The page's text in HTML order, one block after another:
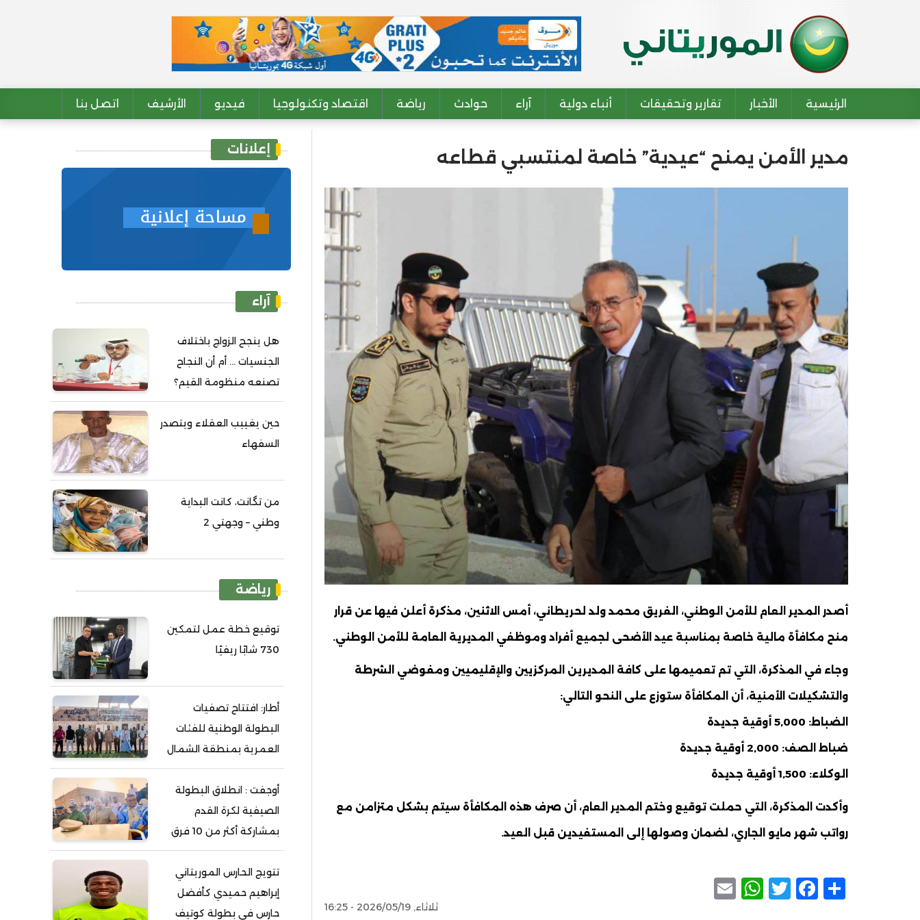
Main navigation
الرئيسية الأخبار تقارير وتحقيقات أنباء دولية آراء حوادث رياضة اقتصاد وتكنولوجيا فيديو الأرشيف اتصل بنا
مدير الأمن يمنح “عيدية” خاصة لمنتسبي قطاعه
أصدر المدير العام للأمن الوطني، الفريق محمد ولد لحريطاني، أمس الاثنين، مذكرة أعلن فيها عن قرار
منح مكافأة مالية خاصة بمناسبة عيد الأضحى لجميع أفراد وموظفي المديرية العامة للأمن الوطني.
وجاء في المذكرة، التي تم تعميمها على كافة المديرين المركزيين والإقليميين ومفوضي الشرطة
والتشكيلات الأمنية، أن المكافأة ستوزع على النحو التالي:
الضباط: 5,000 أوقية جديدة
ضباط الصف: 2,000 أوقية جديدة
الوكلاء: 1,500 أوقية جديدة
وأكدت المذكرة، التي حملت توقيع وختم المدير العام، أن صرف هذه المكافأة سيتم بشكل متزامن مع
رواتب شهر مايو الجاري، لضمان وصولها إلى المستفيدين قبل العيد.
Share
Facebook
Twitter
WhatsApp
ثلاثاء, 2026/05/19 - 16:25
إعلانات
آراء
هل ينجح الزواج باختلاف
الجنسيات ... أم أن النجاح
تصنعه منظومة القيم؟
حين يغييب العقلاء ويتصدر
السفهاء
من تگانت، كانت البداية
وطني – وجهتي 2
رياضة
توقيع خطة عمل لتمكين
730 شابًا ريفيًا
أطار: افتتاح تصفيات
البطولة الوطنية للفئات
العمرية بمنطقة الشمال
أوجفت : انطلاق البطولة
الصيفية لكرة القدم
بمشاركة أكثر من 10 فرق
تتويج الحارس الموريتاني
إبراهيم حميدي كأفضل
حارس في بطولة كوتيف